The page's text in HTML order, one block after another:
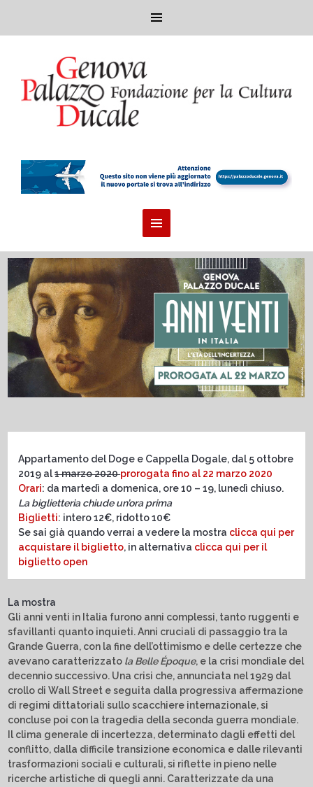
Appartamento del Doge e Cappella Dogale, dal 5 ottobre
2019 al1 marzo 2020prorogata fino al 22 marzo 2020
Orari: da martedì a domenica, ore 10 – 19, lunedì chiuso.
La biglietteria chiude un’ora prima
Biglietti: intero 12€, ridotto 10€
Se sai già quando verrai a vedere la mostra clicca qui per
acquistare il biglietto, in alternativa clicca qui per il
biglietto open
La mostra
Gli anni venti in Italia furono anni complessi, tanto ruggenti e
sfavillanti quanto inquieti. Anni cruciali di passaggio tra la
Grande Guerra, con la fine dell’ottimismo e delle certezze che
avevano caratterizzato la Belle Époque, e la crisi mondiale del
decennio successivo. Una crisi che, annunciata nel 1929 dal
crollo di Wall Street e seguita dalla progressiva affermazione
di regimi dittatoriali sullo scacchiere internazionale, si
concluse poi con la tragedia della seconda guerra mondiale.
Il clima generale di incertezza, determinato dagli effetti del
conflitto, dalla difficile transizione economica e dalle rilevanti
trasformazioni sociali e culturali, si riflette in pieno nelle
ricerche artistiche di quegli anni. Caratterizzate da una